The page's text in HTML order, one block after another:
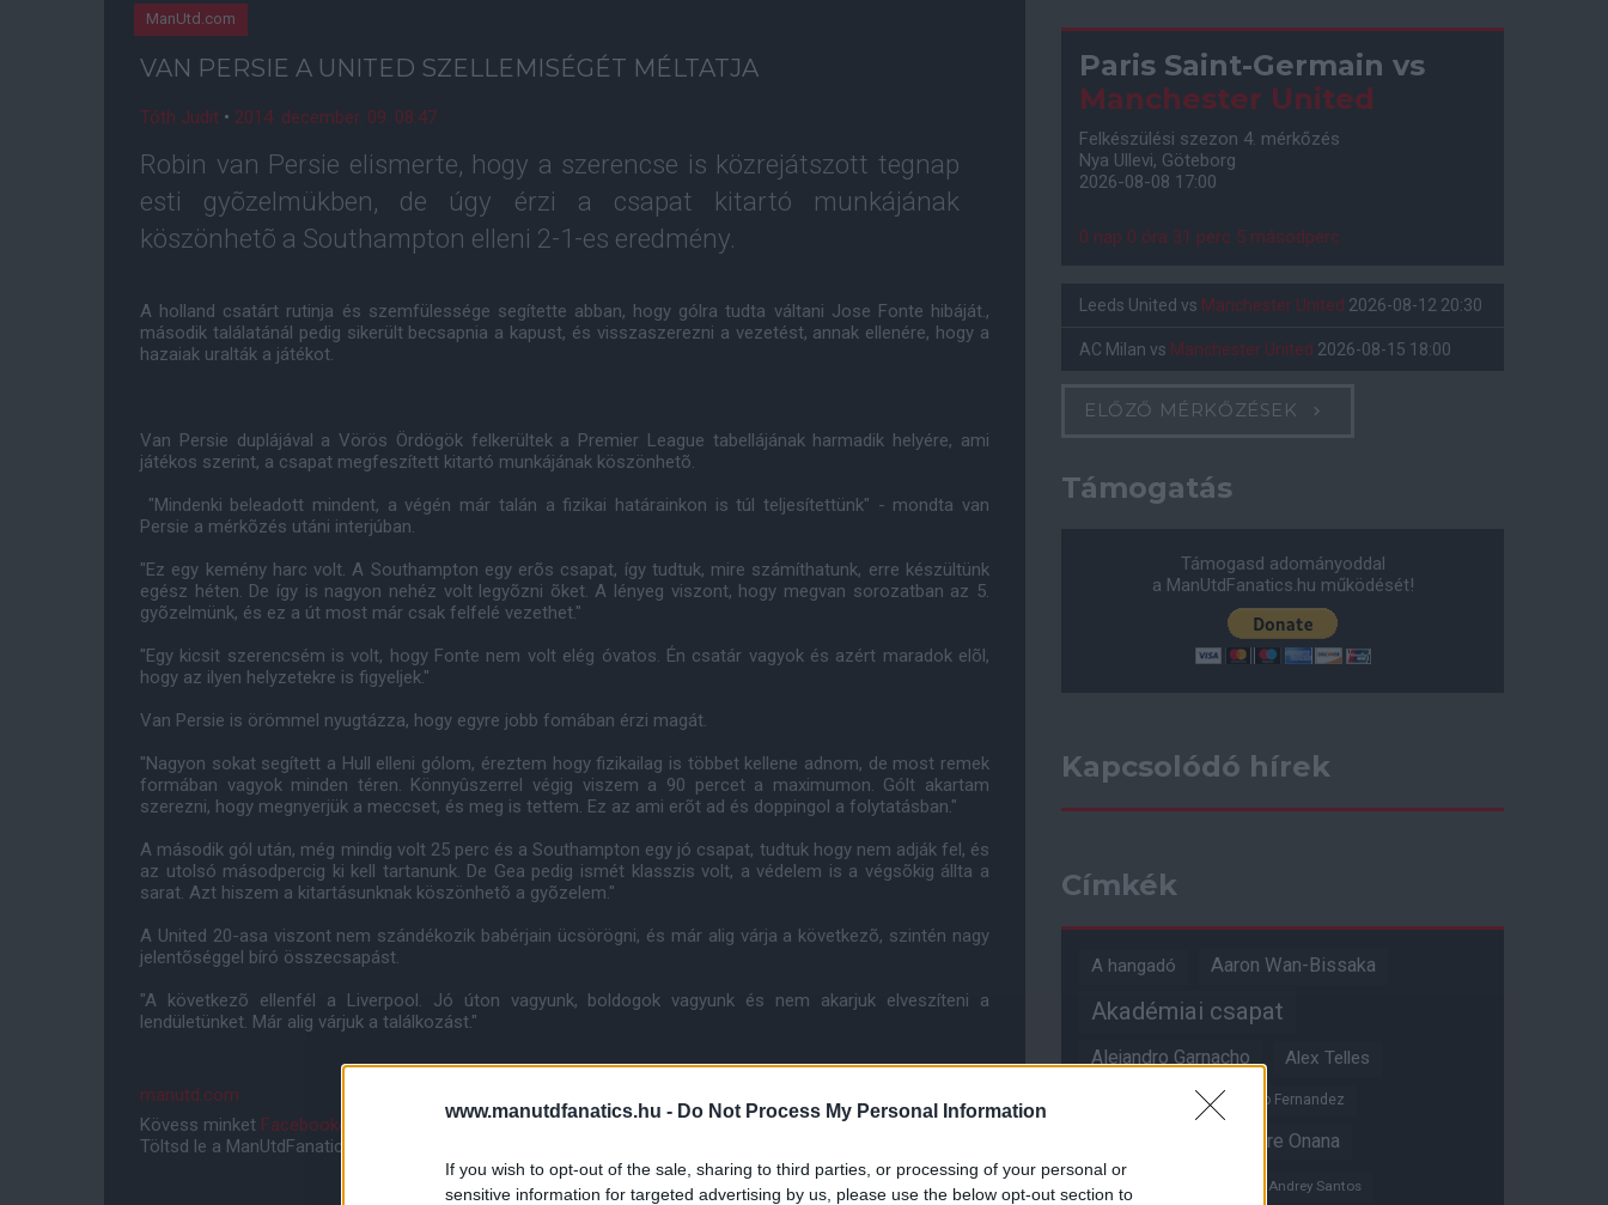
www.manutdfanatics.hu - Do Not Process My Personal Information
If you wish to opt-out of the sale, sharing to third parties, or processing of your personal or
sensitive information for targeted advertising by us, please use the below opt-out section to
ManUtd.com
VAN PERSIE A UNITED SZELLEMISÉGÉT MÉLTATJA
Tóth Judit • 2014. december. 09. 08:47
Robin van Persie elismerte, hogy a szerencse is közrejátszott tegnap
esti gyõzelmükben, de úgy érzi a csapat kitartó munkájának
köszönhetõ a Southampton elleni 2-1-es eredmény.
A holland csatárt rutinja és szemfülessége segítette abban, hogy gólra tudta váltani Jose Fonte hibáját.,
második találatánál pedig sikerült becsapnia a kapust, és visszaszerezni a vezetést, annak ellenére, hogy a
hazaiak uralták a játékot.
Van Persie duplájával a Vörös Ördögök felkerültek a Premier League tabellájának harmadik helyére, ami
játékos szerint, a csapat megfeszített kitartó munkájának köszönhetõ.
"Mindenki beleadott mindent, a végén már talán a fizikai határainkon is túl teljesítettünk" - mondta van
Persie a mérkõzés utáni interjúban.
"Ez egy kemény harc volt. A Southampton egy erõs csapat, így tudtuk, mire számíthatunk, erre készültünk
egész héten. De így is nagyon nehéz volt legyõzni õket. A lényeg viszont, hogy megvan sorozatban az 5.
gyõzelmünk, és ez a út most már csak felfelé vezethet."
"Egy kicsit szerencsém is volt, hogy Fonte nem volt elég óvatos. Én csatár vagyok és azért maradok elõl,
hogy az ilyen helyzetekre is figyeljek."
Van Persie is örömmel nyugtázza, hogy egyre jobb fomában érzi magát.
"Nagyon sokat segített a Hull elleni gólom, éreztem hogy fizikailag is többet kellene adnom, de most remek
formában vagyok minden téren. Könnyûszerrel végig viszem a 90 percet a maximumon. Gólt akartam
szerezni, hogy megnyerjük a meccset, és meg is tettem. Ez az ami erõt ad és doppingol a folytatásban."
A második gól után, még mindig volt 25 perc és a Southampton egy jó csapat, tudtuk hogy nem adják fel, és
az utolsó másodpercig ki kell tartanunk. De Gea pedig ismét klasszis volt, a védelem is a végsõkig állta a
sarat. Azt hiszem a kitartásunknak köszönhetõ a gyõzelem."
A United 20-asa viszont nem szándékozik babérjain ücsörögni, és már alig várja a következõ, szintén nagy
jelentõséggel bíró összecsapást.
"A következõ ellenfél a Liverpool. Jó úton vagyunk, boldogok vagyunk és nem akarjuk elveszíteni a
lendületünket. Már alig várjuk a találkozást."
manutd.com
Kövess minket Facebookon InstagramonésYouTube-on is!
Töltsd le a ManUtdFanatics.hu mobil applikációt
Paris Saint-Germain vs
Manchester United
Felkészülési szezon 4. mérkőzés
Nya Ullevi, Göteborg
2026-08-08 17:00
0 nap 0 óra 31 perc 4 másodperc
Leeds United vs Manchester United 2026-08-12 20:30
AC Milan vs Manchester United 2026-08-15 18:00
ELŐZŐ MÉRKŐZÉSEK
Támogatás
Támogasd adományoddal
a ManUtdFanatics.hu működését!
Kapcsolódó hírek
Címkék
A hangadó Aaron Wan-Bissaka
Akadémiai csapat
Alejandro Garnacho Alex Telles
Alvaro Fernandez
Andre Onana
Andreas Pereira
Andrey Santos